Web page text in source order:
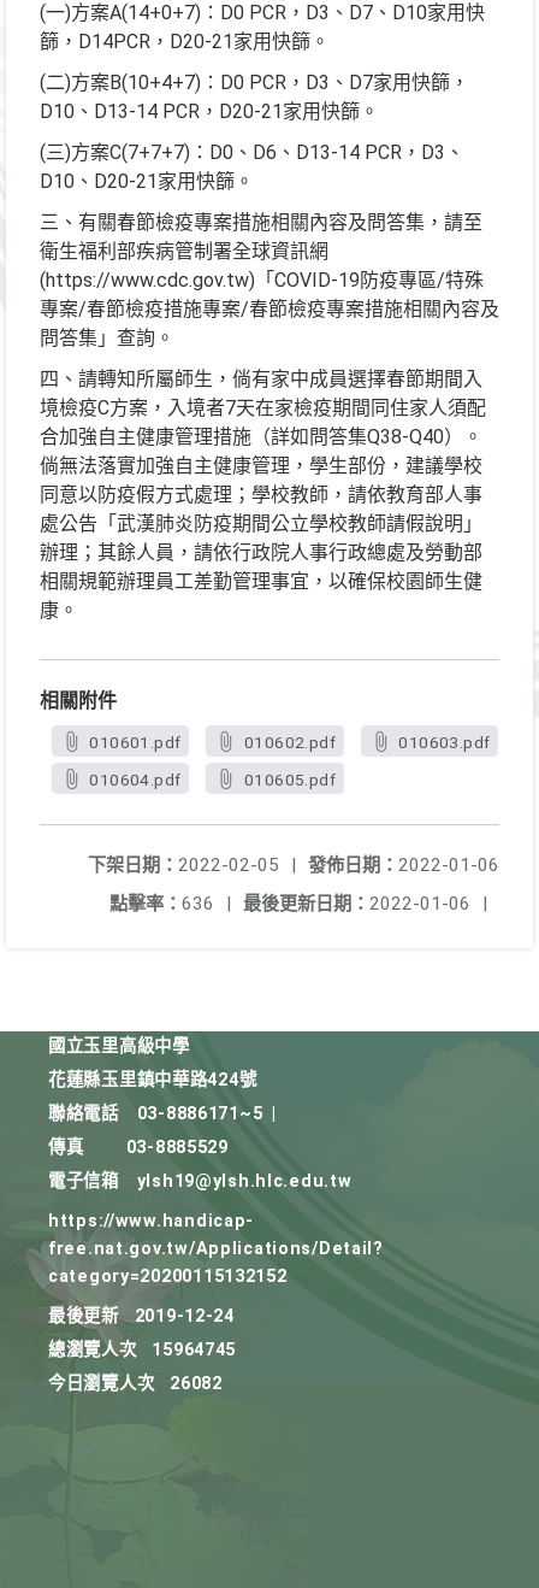
(一)方案A(14+0+7)：D0 PCR，D3、D7、D10家用快
篩，D14PCR，D20-21家用快篩。
(二)方案B(10+4+7)：D0 PCR，D3、D7家用快篩，
D10、D13-14 PCR，D20-21家用快篩。
(三)方案C(7+7+7)：D0、D6、D13-14 PCR，D3、
D10、D20-21家用快篩。
三、有關春節檢疫專案措施相關內容及問答集，請至
衛生福利部疾病管制署全球資訊網
(https://www.cdc.gov.tw)「COVID-19防疫專區/特殊
專案/春節檢疫措施專案/春節檢疫專案措施相關內容及
問答集」查詢。
四、請轉知所屬師生，倘有家中成員選擇春節期間入
境檢疫C方案，入境者7天在家檢疫期間同住家人須配
合加強自主健康管理措施（詳如問答集Q38-Q40）。
倘無法落實加強自主健康管理，學生部份，建議學校
同意以防疫假方式處理；學校教師，請依教育部人事
處公告「武漢肺炎防疫期間公立學校教師請假說明」
辦理；其餘人員，請依行政院人事行政總處及勞動部
相關規範辦理員工差勤管理事宜，以確保校園師生健
康。
相關附件
010601.pdf 010602.pdf
010603.pdf
010604.pdf
010605.pdf
發佈日期： 2022-01-06
下架日期： 2022-02-05
|
最後更新日期： 2022-01-06 |
點擊率： 636 |
國立玉里高級中學
花蓮縣玉里鎮中華路424號
聯絡電話
03-8886171~5
傳真
03-8885529
電子信箱
ylsh19@ylsh.hlc.edu.tw
https://www.handicap-
free.nat.gov.tw/Applications/Detail?
category=20200115132152
最後更新
2019-12-24
總瀏覽人次
15964745
今日瀏覽人次
26082